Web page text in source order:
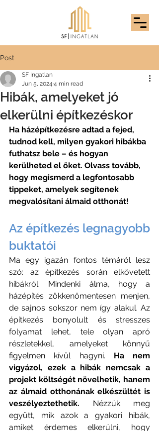
Post
Hibák, amelyeket jó
elkerülni építkezéskor
SF Ingatlan
Jun 5, 2024 4 min read
Ha házépítkezésre adtad a fejed,
tudnod kell, milyen gyakori hibákba
futhatsz bele – és hogyan
kerülheted el őket. Olvass tovább,
hogy megismerd a legfontosabb
tippeket, amelyek segítenek
megvalósítani álmaid otthonát!
Az építkezés legnagyobb
buktatói
Ma egy igazán fontos témáról lesz
szó: az építkezés során elkövetett
hibákról. Mindenki álma, hogy a
házépítés zökkenőmentesen menjen,
de sajnos sokszor nem így alakul. Az
építkezés bonyolult és stresszes
folyamat lehet, tele olyan apró
részletekkel, amelyeket könnyű
figyelmen kívül hagyni. Ha nem
vigyázol, ezek a hibák nemcsak a
projekt költségét növelhetik, hanem
az álmaid otthonának elkészültét is
veszélyeztethetik. Nézzük meg
együtt, mik azok a gyakori hibák,
amiket érdemes elkerülni, hogy